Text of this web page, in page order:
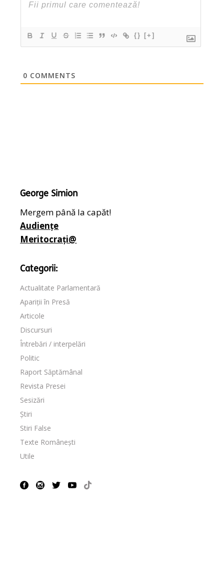
{} [+]
0 COMMENTS
George Simion
Mergem până la capăt!
Audiențe
Meritocrați@
Categorii:
Actualitate Parlamentară
Apariții în Presă
Articole
Discursuri
Întrebări / interpelări
Politic
Raport Săptămânal
Revista Presei
Sesizări
Știri
Stiri False
Texte Românești
Utile